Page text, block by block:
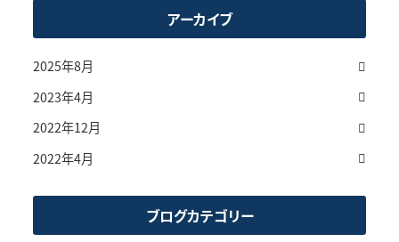
アーカイブ
2025年8月
2023年4月
2022年12月
2022年4月
ブログカテゴリー